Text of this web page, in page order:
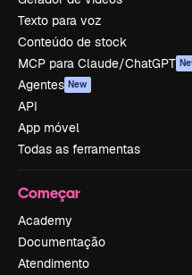
Texto para voz
Conteúdo de stock
MCP para Claude/ChatGPT
Agentes New
API
App móvel
Todas as ferramentas
Começar
Academy
Documentação
Atendimento